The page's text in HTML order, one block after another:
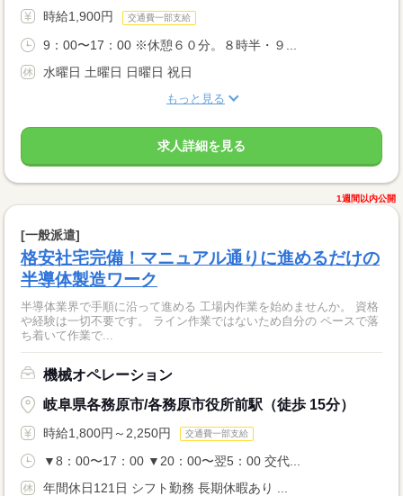
時給1,900円 交通費一部支給
9：00〜17：00 ※休憩６０分。８時半・９...
水曜日 土曜日 日曜日 祝日
もっと見る
求人詳細を見る
1週間以内公開
[一般派遣]
格安社宅完備！マニュアル通りに進めるだけの
半導体製造ワーク
半導体業界で手順に沿って進める 工場内作業を始めませんか。 資格
や経験は一切不要です。 ライン作業ではないため自分の ペースで落
ち着いて作業で...
機械オペレーション
岐阜県各務原市/各務原市役所前駅（徒歩 15分）
時給1,800円～2,250円 交通費一部支給
▼8：00〜17：00 ▼20：00〜翌5：00 交代...
年間休日121日 シフト勤務 長期休暇あり ...